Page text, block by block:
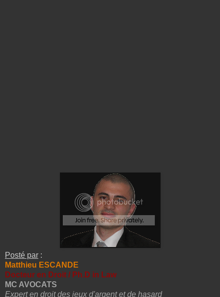
Posté par :
Matthieu ESCANDE
Docteur en Droit / Ph.D in Law
MC AVOCATS
Expert en droit des jeux d'argent et de hasard